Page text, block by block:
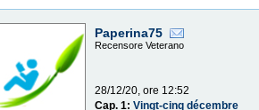
Paperina75
Recensore Veterano
28/12/20, ore 12:52
Cap. 1:Vingt-cinq décembre